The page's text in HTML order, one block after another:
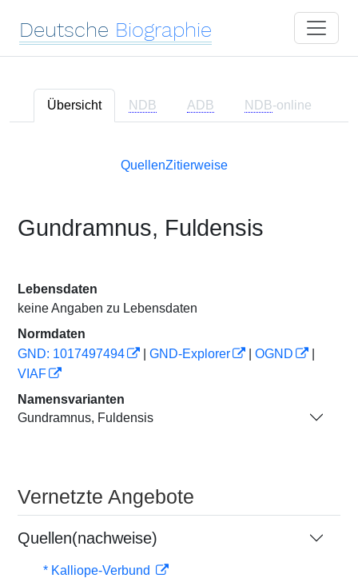
Deutsche Biographie
Übersicht NDB ADB NDB-online
QuellenZitierweise
Gundramnus, Fuldensis
Lebensdaten
keine Angaben zu Lebensdaten
Normdaten
GND: 1017497494
GND-Explorer OGND
VIAF
Namensvarianten
Gundramnus, Fuldensis
Vernetzte Angebote
Quellen(nachweise)
* Kalliope-Verbund